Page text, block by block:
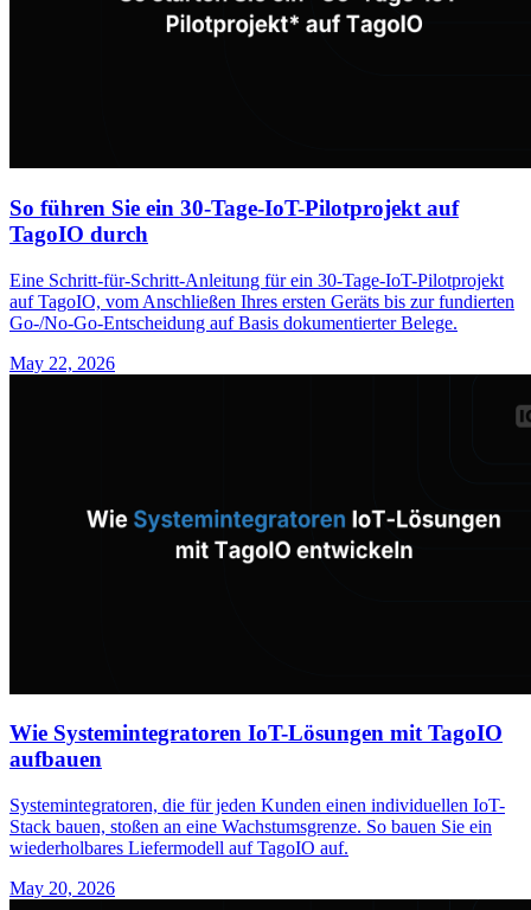
So führen Sie ein 30-Tage-IoT-Pilotprojekt auf
TagoIO durch
Eine Schritt-für-Schritt-Anleitung für ein 30-Tage-IoT-Pilotprojekt
auf TagoIO, vom Anschließen Ihres ersten Geräts bis zur fundierten
Go-/No-Go-Entscheidung auf Basis dokumentierter Belege.
May 22, 2026
Wie Systemintegratoren IoT-Lösungen mit TagoIO
aufbauen
Systemintegratoren, die für jeden Kunden einen individuellen IoT-
Stack bauen, stoßen an eine Wachstumsgrenze. So bauen Sie ein
wiederholbares Liefermodell auf TagoIO auf.
May 20, 2026